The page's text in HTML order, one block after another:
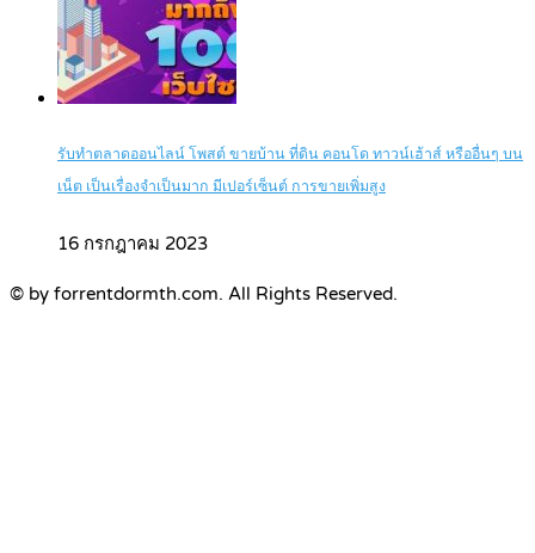
รับทำตลาดออนไลน์ โพสต์ ขายบ้าน ที่ดิน คอนโด ทาวน์เฮ้าส์ หรืออื่นๆ บน
เน็ต เป็นเรื่องจำเป็นมาก มีเปอร์เซ็นต์ การขายเพิ่มสูง
16 กรกฎาคม 2023
© by forrentdormth.com. All Rights Reserved.